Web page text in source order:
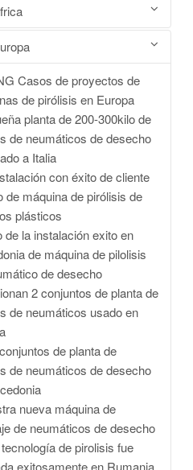
exitosa de un equipo de
de lodos de petróleo de 50
en China
de pirólisis
de lodos de petróleo
instalados en Malasia
de equipos para el
de pirólisis de residuos
agrícolas en China
de pirólisis de aceite de
de 10 TPD instalada en
de pirólisis de plástico
de 15 TPD instalada en
instala en India un equipo
de neumáticos
continuo de 50 TPD
de destilación de aceite
1 tonelada instalada en
de plantas de pirólisis
de petróleo instalados en
de conversión de
usados a diésel de
en Sudáfrica
operación de la máquina
de neumáticos DY-
de planta de refinería de
a diésel de 14TPD en
de la máquina de
de neumáticos utilizado con
Egipto
de máquina de
del neumático reciclado de
en Egipto
de 10 toneladas de
de la máquina de pirólisis
de desecho en
de reciclaje de
de desecho en Nigeria
Casos de proyectos de
de pirólisis en Europa
planta de 200-300kilo de
de neumáticos de desecho
a Italia
con éxito de cliente
de máquina de pirólisis de
plásticos
de la instalación exito en
de máquina de pilolisis
de desecho
2 conjuntos de planta de
de neumáticos usado en
de planta de
de neumáticos de desecho
nueva máquina de
de neumáticos de desecho
de pirolisis fue
exitosamente en Rumania